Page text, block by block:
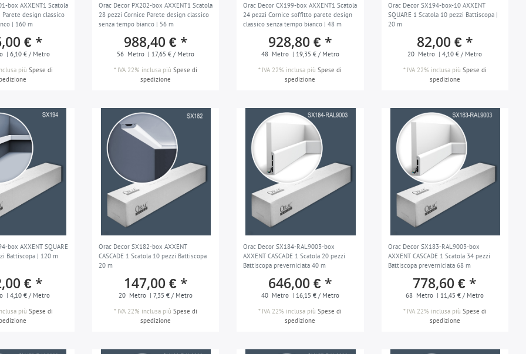
box AXXENT1 Scatola
Parete design classico
| 160 m
€ *
| 6,10 € / Metro
più Spese di
Orac Decor PX202-box AXXENT1 Scatola
28 pezzi Cornice Parete design classico
senza tempo bianco | 56 m
988,40 € *
56 Metro | 17,65 € / Metro
* IVA 22% inclusa piùSpese di
spedizione
Orac Decor CX199-box AXXENT1 Scatola
24 pezzi Cornice soffitto parete design
classico senza tempo bianco | 48 m
928,80 € *
48 Metro | 19,35 € / Metro
* IVA 22% inclusa piùSpese di
spedizione
Orac Decor SX194-box-10 AXXENT
SQUARE 1 Scatola 10 pezzi Battiscopa |
20 m
82,00 € *
20 Metro | 4,10 € / Metro
* IVA 22% inclusapiù Spese di
spedizione
box AXXENT SQUARE
Battiscopa | 120 m
€ *
| 4,10 € / Metro
più Spese di
Orac Decor SX182-box AXXENT
CASCADE 1 Scatola 10 pezzi Battiscopa
20 m
147,00 € *
20 Metro | 7,35 € / Metro
* IVA 22% inclusa piùSpese di
spedizione
Orac Decor SX184-RAL9003-box
AXXENT CASCADE 1 Scatola 20 pezzi
Battiscopa preverniciata 40 m
646,00 € *
40 Metro | 16,15 € / Metro
* IVA 22% inclusa piùSpese di
spedizione
Orac Decor SX183-RAL9003-box
AXXENT CASCADE 1 Scatola 34 pezzi
Battiscopa preverniciata 68 m
778,60 € *
68 Metro | 11,45 € / Metro
* IVA 22% inclusapiù Spese di
spedizione